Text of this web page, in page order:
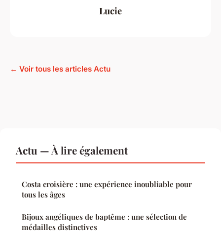
Lucie
← Voir tous les articles Actu
Actu — À lire également
Costa croisière : une expérience inoubliable pour
tous les âges
Bijoux angéliques de baptême : une sélection de
médailles distinctives